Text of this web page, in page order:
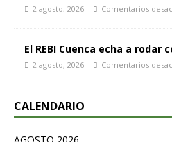
2 agosto, 2026 Comentarios
El REBI Cuenca echa a rodar
2 agosto, 2026 Comentarios
CALENDARIO